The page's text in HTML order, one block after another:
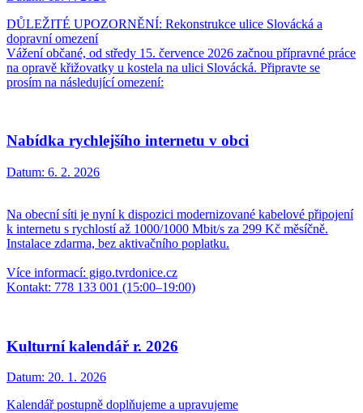
DŮLEŽITÉ UPOZORNĚNÍ: Rekonstrukce ulice Slovácká a
dopravní omezení
Vážení občané, od středy 15. července 2026 začnou přípravné práce
na opravě křižovatky u kostela na ulici Slovácká. Připravte se
prosím na následující omezení:
Nabídka rychlejšího internetu v obci
Datum: 6. 2. 2026
Na obecní síti je nyní k dispozici modernizované kabelové připojení
k internetu s rychlostí až 1000/1000 Mbit/s za 299 Kč měsíčně.
Instalace zdarma, bez aktivačního poplatku.
Více informací: gigo.tvrdonice.cz
Kontakt: 778 133 001 (15:00–19:00)
Kulturní kalendář r. 2026
Datum: 20. 1. 2026
Kalendář postupně doplňujeme a upravujeme